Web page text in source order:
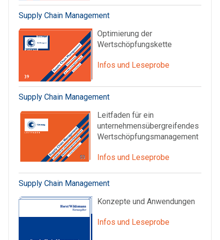
Supply Chain Management
Optimierung der
Wertschöpfungskette
Infos und Leseprobe
Supply Chain Management
Leitfaden für ein
unternehmensübergreifendes
Wertschöpfungsmanagement
Infos und Leseprobe
Supply Chain Management
Konzepte und Anwendungen
Infos und Leseprobe